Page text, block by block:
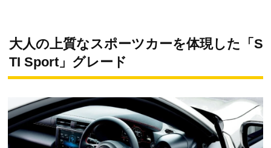
大人の上質なスポーツカーを体現した「S
TI Sport」グレード